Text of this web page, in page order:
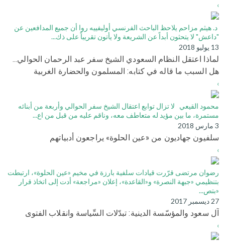
›
د. هيثم مزاحم يلاحظ الباحث الفرنسي أوليفييه روا أن جميع المدافعين عن
"داعش" لا يتحثون أبداً عن الشريعة ولا يأتون تقريباً على ذك...
13 يوليو 2018
لماذا اعتقل النظام السعودي الشيخ سفر عبد الرحمان الحوالي...
هل السبب ما قاله في كتابه: المسلمون والحضارة الغربية
›
محمود القيعي لا تزال توابع اعتقال الشيخ سفر الحوالي وأربعة من أبنائه
مستمرة، ما بين مؤيد له متعاطف معه، وناقم عليه من قبل من اع...
3 مارس 2018
سلفيون جهاديون من «عين الحلوة» يراجعون أدبياتهم
›
رضوان مرتضى قرّرت قيادات سلفية بارزة في مخيم «عين الحلوة»، ارتبطت
بتنظيمي «جبهة النصرة» و«القاعدة»، إعلان «مراجعة» أدت إلى اتخاذ قرار
«بتص...
27 ديسمبر 2017
آل سعود والمؤسّسة الدينية: تبدّلات السِّياسة وانقلاب الفتوى
›